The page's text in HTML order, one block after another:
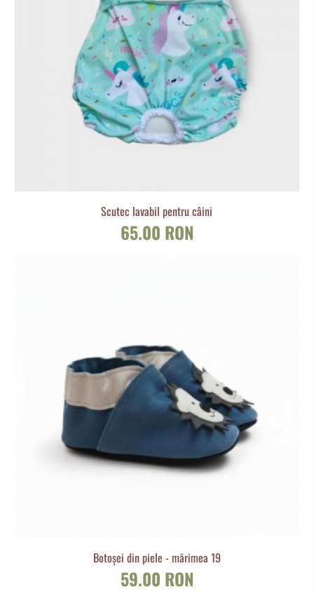
Scutec lavabil pentru câini
65.00 RON
Botoșei din piele - mărimea 19
59.00 RON